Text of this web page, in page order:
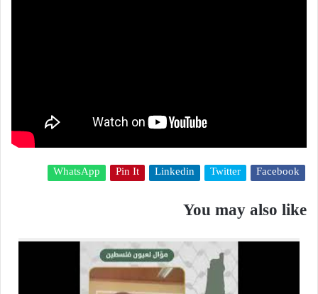
Facebook
Twitter
Linkedin
Pin It
WhatsApp
You may also like